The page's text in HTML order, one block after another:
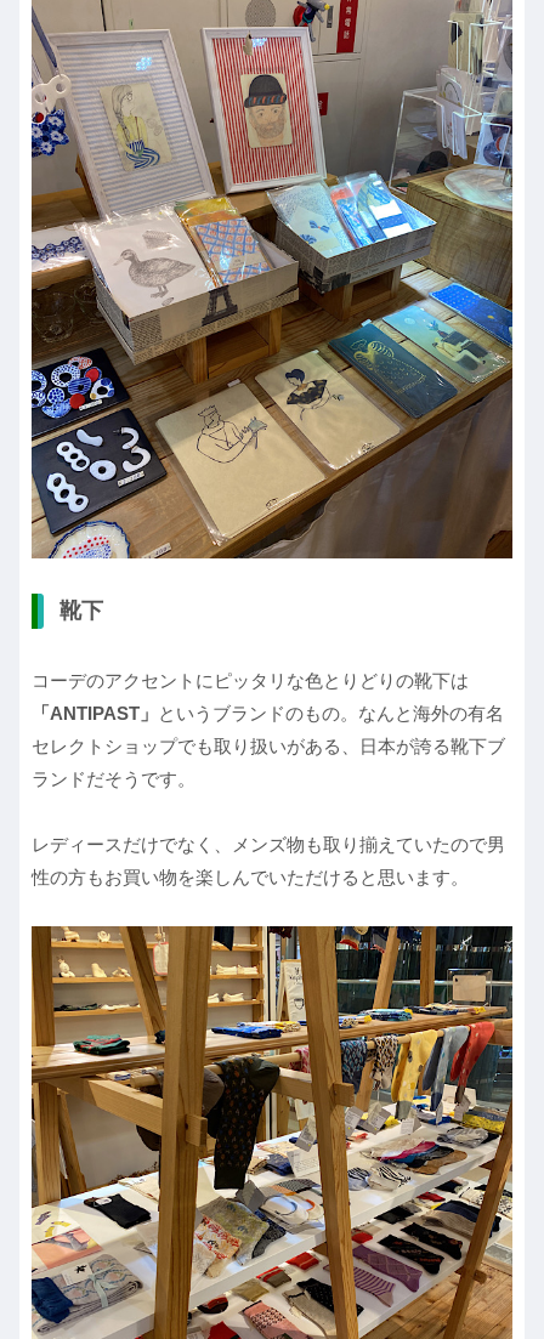
靴下
コーデのアクセントにピッタリな色とりどりの靴下は
「ANTIPAST」 というブランドのもの。なんと海外の有名
セレクトショップでも取り扱いがある、日本が誇る靴下ブ
ランドだそうです。
レディースだけでなく、メンズ物も取り揃えていたので男
性の方もお買い物を楽しんでいただけると思います。